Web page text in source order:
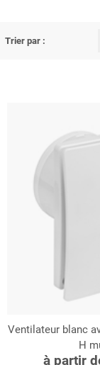
Trier par :
Ventilateur blanc
H
à partir